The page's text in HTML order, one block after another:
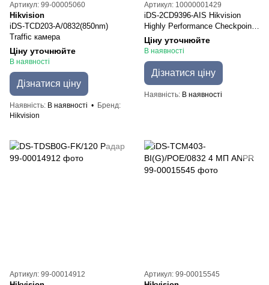
Артикул: 99-00005060
Hikvision
iDS-TCD203-A/0832(850nm)
Traffic камера
Ціну уточнюйте
В наявності
Дізнатися ціну
Наявність В наявності
Бренд
Hikvision
Артикул: 10000001429
iDS-2CD9396-AIS Hikvision
Highly Performance Checkpoint
Camera
Ціну уточнюйте
В наявності
Дізнатися ціну
Наявність В наявності
Артикул: 99-00014912 Артикул: 99-00015545